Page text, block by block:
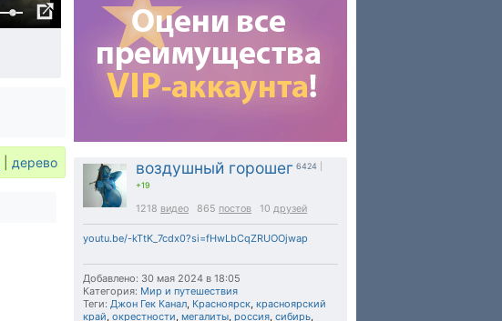
воздушный горошег 6424
+19
1218 видео 865 постов 10 друзей
youtu.be/-kTtK_7cdx0?si=fHwLbCqZRUOOjwap
Добавлено: 30 мая 2024 в 18:05
Категория: Мир и путешествия
Теги: Джон Гек Канал, Красноярск, красноярский
край, окрестности, мегалиты, россия, сибирь,
дерево